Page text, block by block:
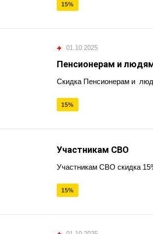
15%
01.10.2025
Пенсионерам и
Скидка Пенсионерам и
15%
Участникам СВО
Участникам СВО скидка
15%